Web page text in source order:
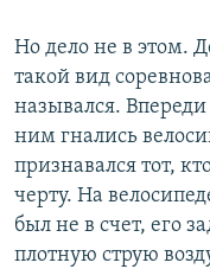
Но дело не в этом.
такой вид
назывался.
ним гнались
признавался тот,
черту. На
был не в счет, его
плотную струю